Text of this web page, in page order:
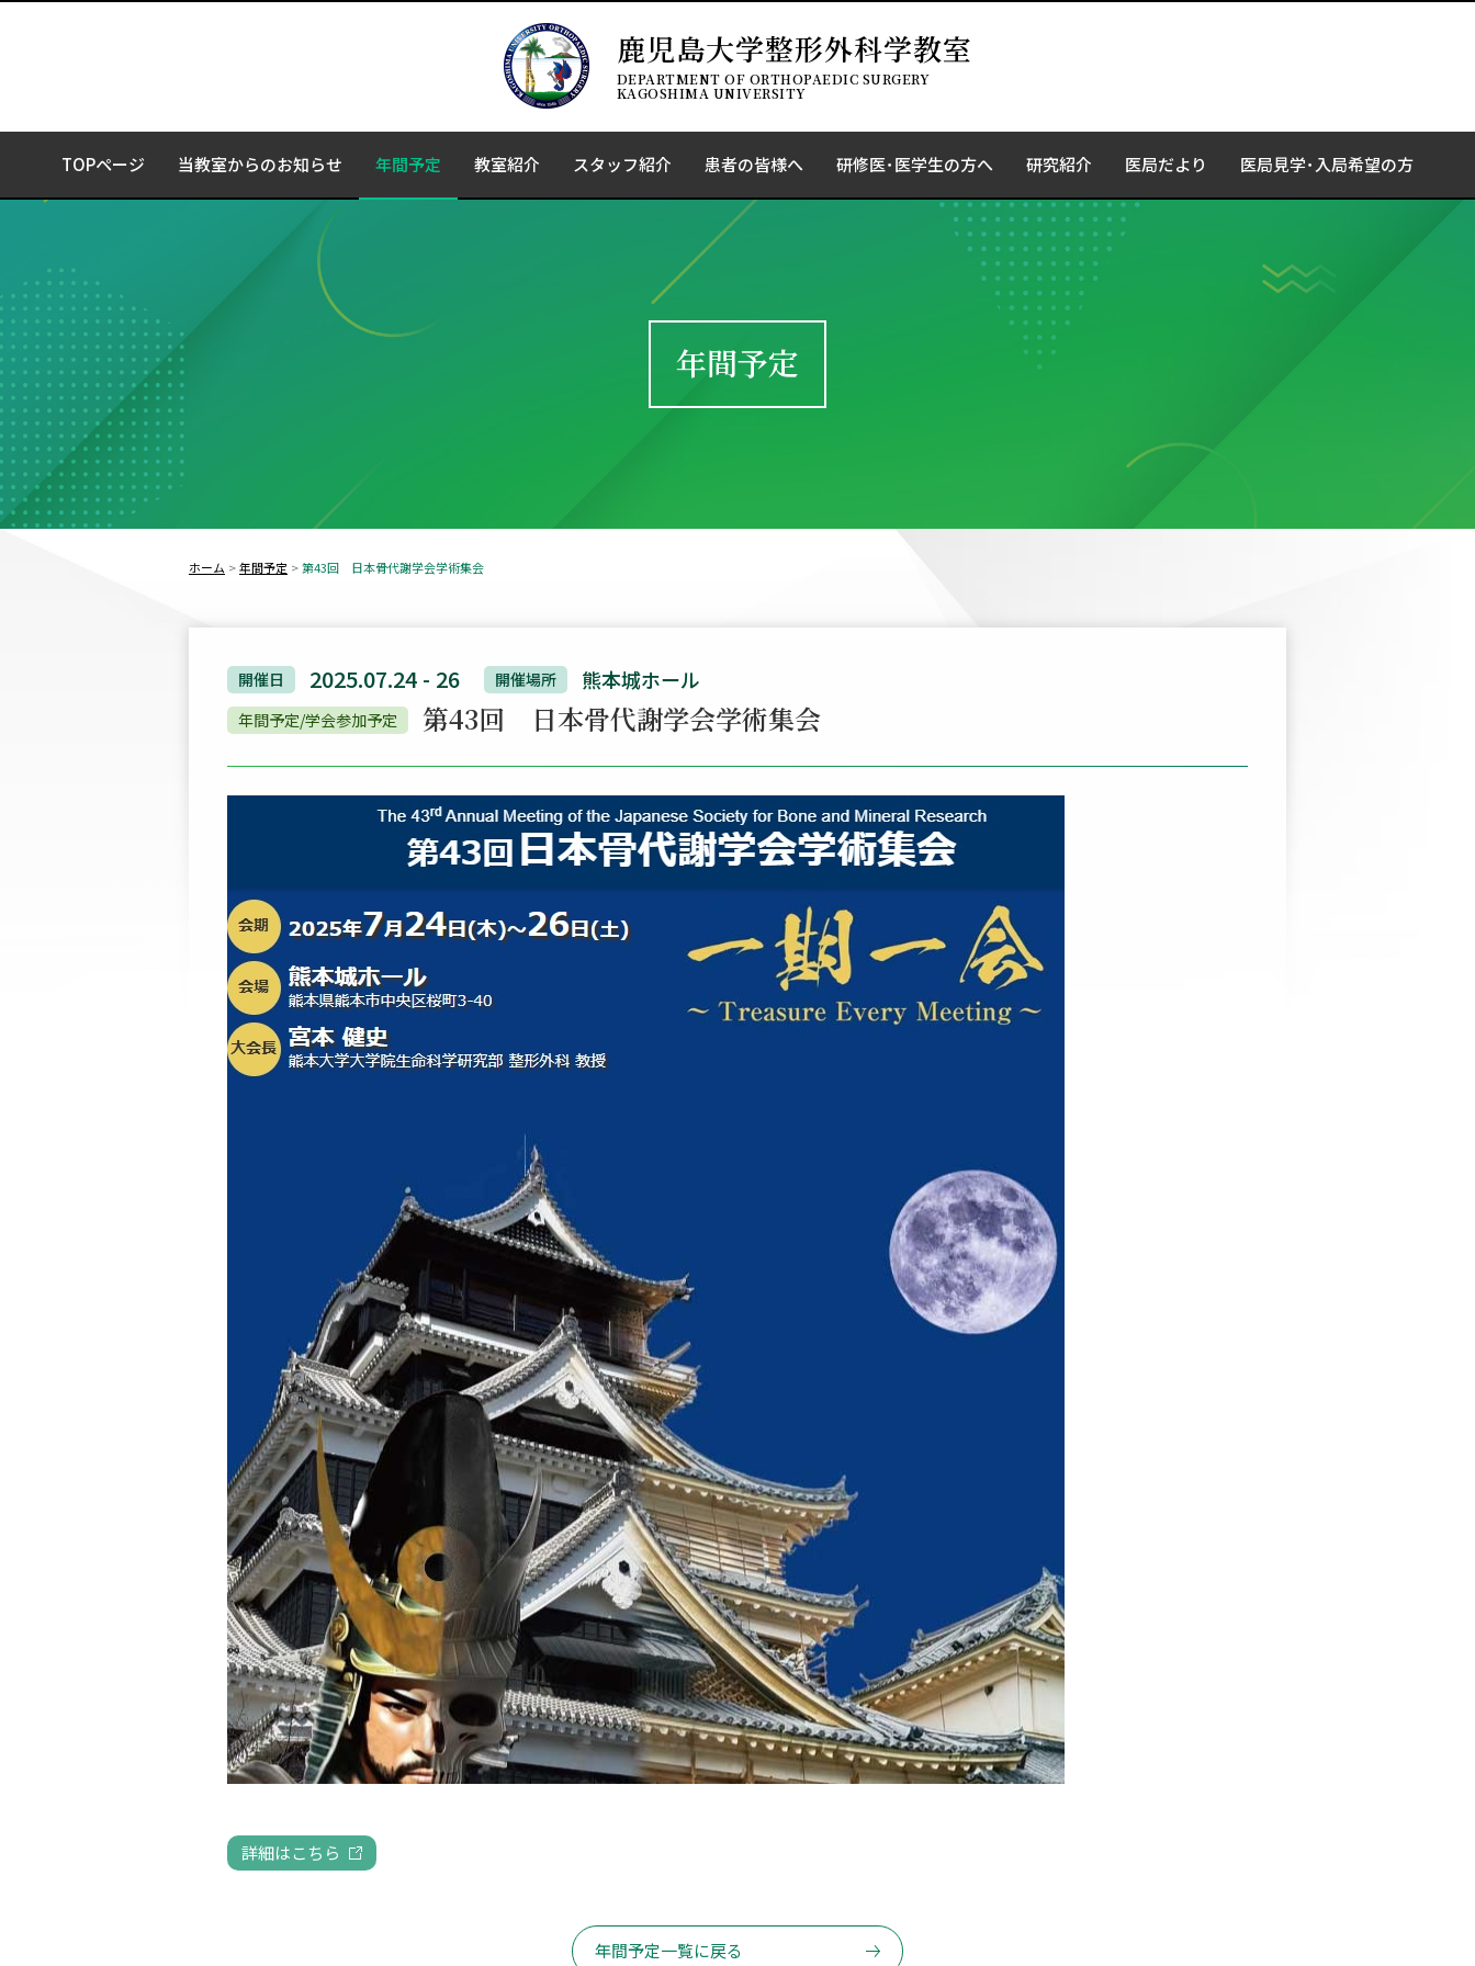
鹿児島大学整形外科学教室
DEPARTMENT OF ORTHOPAEDIC SURGERY
KAGOSHIMA UNIVERSITY
TOPページ 当教室からのお知らせ 年間予定 教室紹介 スタッフ紹介 患者の皆様へ 研修医･医学生の方へ 研究紹介 医局だより 医局見学･入局希望の方
年間予定
ホーム 年間予定 第43回 日本骨代謝学会学術集会
開催日 2025.07.24 - 26 開催場所 熊本城ホール
年間予定/学会参加予定 第43回 日本骨代謝学会学術集会
詳細はこちら
年間予定一覧に戻る